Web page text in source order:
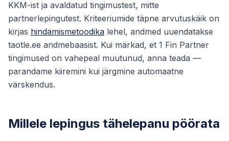
KKM-ist ja avaldatud tingimustest, mitte
partnerlepingutest. Kriteeriumide täpne arvutuskäik on
kirjas hindamismetoodika lehel, andmed uuendatakse
taotle.ee andmebaasist. Kui märkad, et 1 Fin Partner
tingimused on vahepeal muutunud, anna teada —
parandame kiiremini kui järgmine automaatne
värskendus.
Millele lepingus tähelepanu pöörata